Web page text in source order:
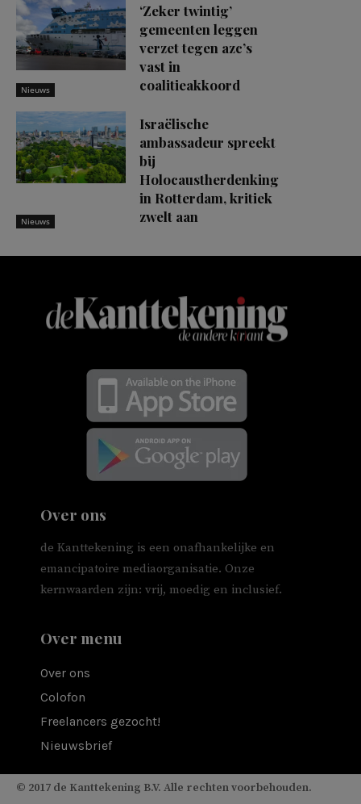
Nieuws
‘Zeker twintig’
gemeenten leggen
verzet tegen azc’s
vast in
coalitieakkoord
Nieuws
Israëlische
ambassadeur spreekt
bij
Holocaustherdenking
in Rotterdam, kritiek
zwelt aan
Over ons
de Kanttekening is een onafhankelijke en
emancipatoire mediaorganisatie. Onze
kernwaarden zijn: vrij, moedig en inclusief.
Over menu
Over ons
Colofon
Freelancers gezocht!
Nieuwsbrief
© 2017 de Kanttekening B.V. Alle rechten voorbehouden.